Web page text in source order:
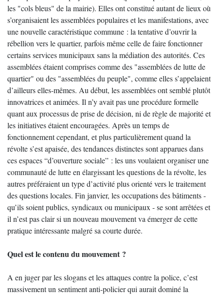
les "cols bleus" de la mairie). Elles ont constitué autant de lieux où
s’organisaient les assemblées populaires et les manifestations, avec
une nouvelle caractéristique commune : la tentative d’ouvrir la
rébellion vers le quartier, parfois même celle de faire fonctionner
certains services municipaux sans la médiation des autorités. Ces
assemblées étaient comprises comme des "assemblées de lutte de
quartier" ou des "assemblées du peuple", comme elles s’appelaient
d’ailleurs elles-mêmes. Au début, les assemblées ont semblé plutôt
innovatrices et animées. Il n’y avait pas une procédure formelle
quant aux processus de prise de décision, ni de règle de majorité et
les initiatives étaient encouragées. Après un temps de
fonctionnement cependant, et plus particulièrement quand la
révolte s’est apaisée, des tendances distinctes sont apparues dans
ces espaces “d’ouverture sociale” : les uns voulaient organiser une
communauté de lutte en élargissant les questions de la révolte, les
autres préféraient un type d’activité plus orienté vers le traitement
des questions locales. Fin janvier, les occupations des bâtiments -
qu’ils soient publics, syndicaux ou municipaux - se sont arrêtées et
il n’est pas clair si un nouveau mouvement va émerger de cette
pratique intéressante malgré sa courte durée.
Quel est le contenu du mouvement ?
A en juger par les slogans et les attaques contre la police, c’est
massivement un sentiment anti-policier qui aurait dominé la